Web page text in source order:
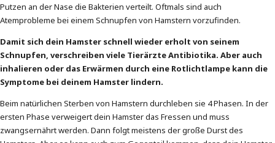
Putzen an der Nase die Bakterien verteilt. Oftmals sind auch
Atemprobleme bei einem Schnupfen von Hamstern vorzufinden.
Damit sich dein Hamster schnell wieder erholt von seinem
Schnupfen, verschreiben viele Tierärzte Antibiotika. Aber auch
inhalieren oder das Erwärmen durch eine Rotlichtlampe kann die
Symptome bei deinem Hamster lindern.
Beim natürlichen Sterben von Hamstern durchleben sie 4 Phasen. In der
ersten Phase verweigert dein Hamster das Fressen und muss
zwangsernährt werden. Dann folgt meistens der große Durst des